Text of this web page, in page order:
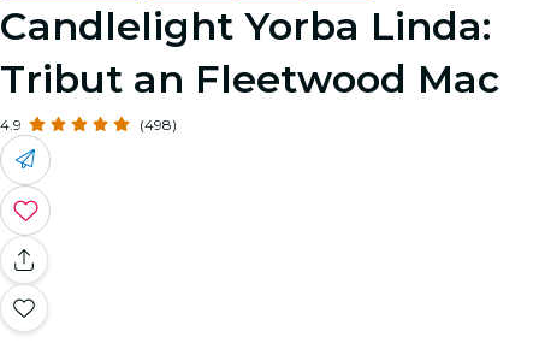
Candlelight Yorba Linda:
Tribut an Fleetwood Mac
4.9 (498)